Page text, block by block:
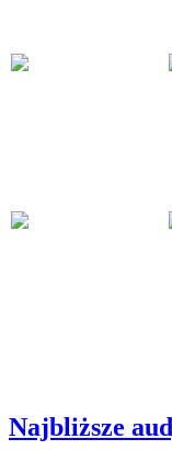
Najbliższe